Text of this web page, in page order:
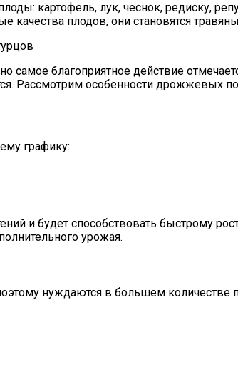
картофель, лук, чеснок, редиску,
качества плодов, они становятся
благоприятное действие
Рассмотрим особенности дрожжевых
графику:
и будет способствовать быстрому
урожая.
нуждаются в большем количестве